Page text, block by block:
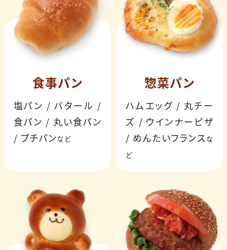
食事パン
塩パン / バタール /
食パン / 丸い食パン
/ プチパンなど
惣菜パン
ハムエッグ / 丸チー
ズ / ウインナーピザ
/ めんたいフランス な
ど